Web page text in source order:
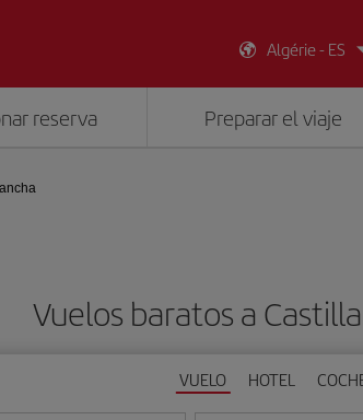
Algérie - ES
reserva Preparar el viaje
Vuelos baratos a
VUELO HOTEL